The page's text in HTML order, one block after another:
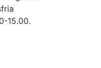
15.00.